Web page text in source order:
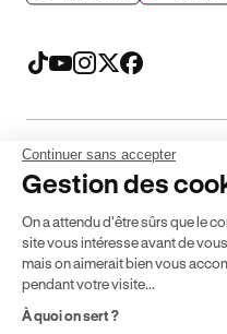
Mentions légales CGV
* Détail des conditions de
localisation géographique et
Continuer sans accepter
Gestion des
On a attendu d'être sûrs que le
site vous intéresse avant de
mais on aimerait bien vous
pendant votre visite...
À quoi on sert ?